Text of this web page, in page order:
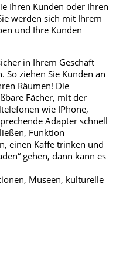
Ihren Kunden oder Ihren
werden sich mit Ihrem
und Ihre Kunden
in Ihrem Geschäft
So ziehen Sie Kunden an
Räumen! Die
Fächer, mit der
wie IPhone,
Adapter schnell
Funktion
einen Kaffe trinken und
gehen, dann kann es
Museen, kulturelle